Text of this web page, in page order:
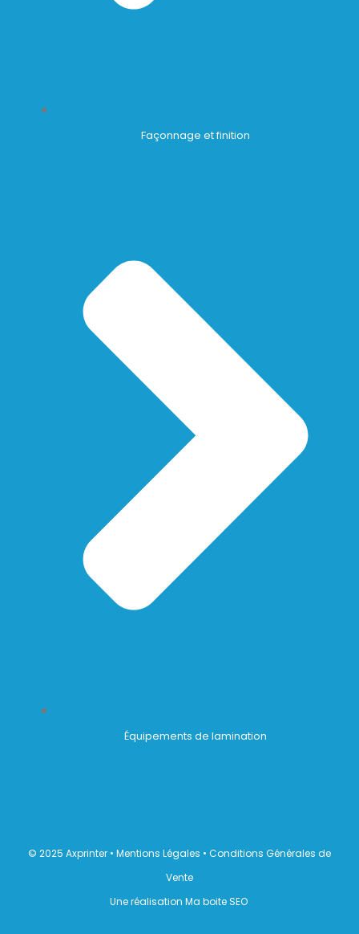
Façonnage et finition
Équipements de lamination
© 2025 Axprinter • Mentions Légales • Conditions Générales de
Vente
Une réalisation Ma boite SEO